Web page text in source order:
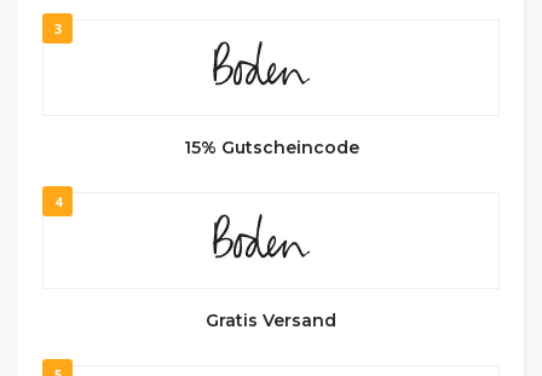
3
15% Gutscheincode
4
Gratis Versand